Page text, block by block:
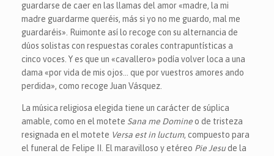
guardarse de caer en las llamas del amor «madre, la mi
madre guardarme queréis, más si yo no me guardo, mal me
guardaréis». Ruimonte así lo recoge con su alternancia de
dúos solistas con respuestas corales contrapuntísticas a
cinco voces. Y es que un «cavallero» podía volver loca a una
dama «por vida de mis ojos… que por vuestros amores ando
perdida», como recoge Juan Vásquez.
La música religiosa elegida tiene un carácter de súplica
amable, como en el motete Sana me Domine o de tristeza
resignada en el motete Versa est in luctum, compuesto para
el funeral de Felipe II. El maravilloso y etéreo Pie Jesude la